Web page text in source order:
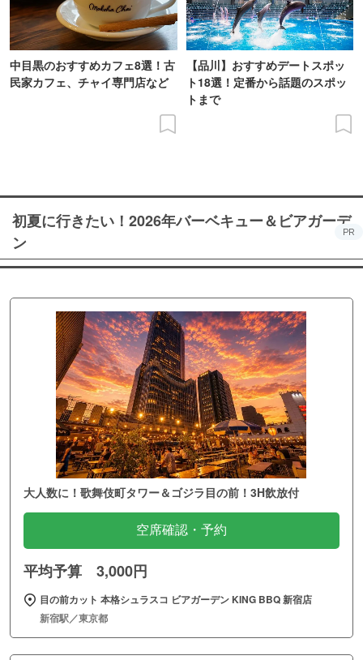
中目黒のおすすめカフェ8選！古
民家カフェ、チャイ専門店など
【品川】おすすめデートスポッ
ト18選！定番から話題のスポッ
トまで
初夏に行きたい！2026年バーベキュー＆ビアガーデ
ン
PR
大人数に！歌舞伎町タワー＆ゴジラ目の前！3H飲放付
空席確認・予約
平均予算 3,000円
目の前カット 本格シュラスコ ビアガーデン KING BBQ 新宿店
新宿駅／東京都